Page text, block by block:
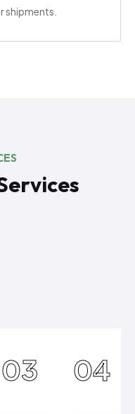
shipments.
ervices
03 04